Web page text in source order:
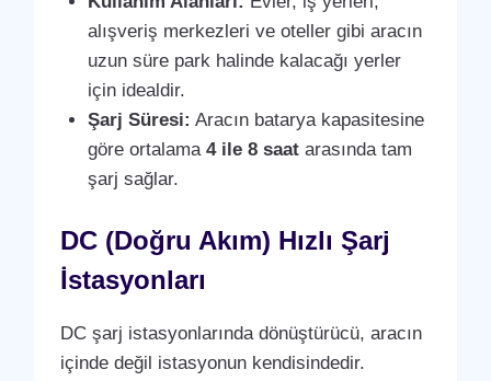
alışveriş merkezleri ve oteller gibi aracın
uzun süre park halinde kalacağı yerler
için idealdir.
Şarj Süresi: Aracın batarya kapasitesine
göre ortalama4 ile 8 saat arasında tam
şarj sağlar.
DC (Doğru Akım) Hızlı Şarj
İstasyonları
DC şarj istasyonlarında dönüştürücü, aracın
içinde değil istasyonun kendisindedir.